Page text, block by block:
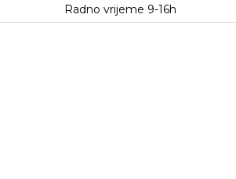
Radno vrijeme 9-16h
online@buzzsneakers.me
su dio naše ponude i ne